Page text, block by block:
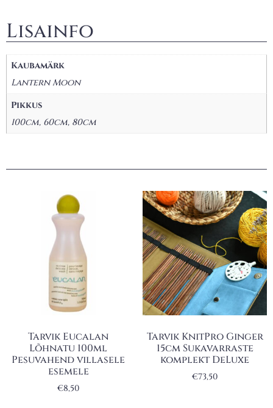
Lisainfo
Kaubamärk
Lantern Moon
Pikkus
100cm, 60cm, 80cm
Tarvik Eucalan
Lõhnatu 100ml
Pesuvahend villasele
esemele
€8,50
Tarvik KnitPro Ginger
15cm Sukavarraste
komplekt DeLuxe
€73,50